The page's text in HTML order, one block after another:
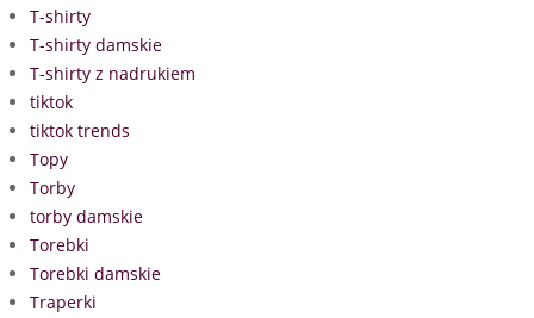
T-shirty
T-shirty damskie
T-shirty z nadrukiem
tiktok
tiktok trends
Topy
Torby
torby damskie
Torebki
Torebki damskie
Traperki